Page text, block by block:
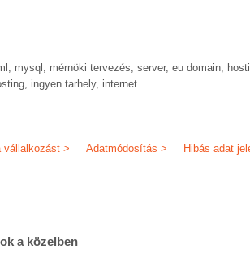
mysql, mérnöki tervezés, server, eu domain,
ingyen tarhely, internet
Hibás adat
Adatmódosítás >
vállalkozást >
a közelben